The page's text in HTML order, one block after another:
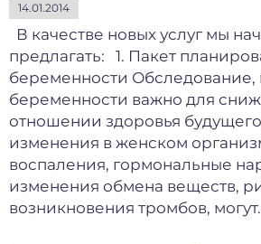
14.01.2014
В качестве новых услуг мы
предлагать: 1. Пакет
беременности
беременности важно для
отношении здоровья
изменения в женском
воспаления, гормональные
изменения обмена веществ,
возникновения тромбов,